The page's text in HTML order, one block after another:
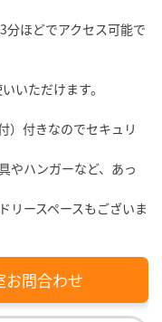
分ほどでアクセス可能で
いただけます。
）付きなのでセキュリ
やハンガーなど、あっ
リースペースもございま
お問合わせ